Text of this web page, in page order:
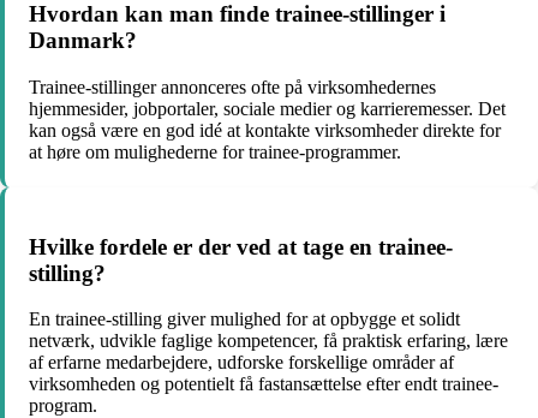
Hvordan kan man finde trainee-stillinger i
Danmark?
Trainee-stillinger annonceres ofte på virksomhedernes
hjemmesider, jobportaler, sociale medier og karrieremesser. Det
kan også være en god idé at kontakte virksomheder direkte for
at høre om mulighederne for trainee-programmer.
Hvilke fordele er der ved at tage en trainee-
stilling?
En trainee-stilling giver mulighed for at opbygge et solidt
netværk, udvikle faglige kompetencer, få praktisk erfaring, lære
af erfarne medarbejdere, udforske forskellige områder af
virksomheden og potentielt få fastansættelse efter endt trainee-
program.